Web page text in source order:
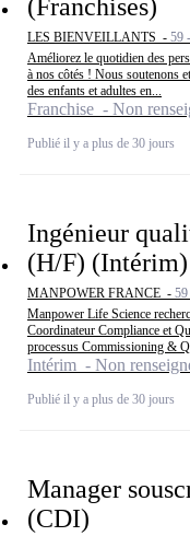
(Franchises)
LES BIENVEILLANTS - 59
Améliorez le quotidien des
à nos côtés ! Nous soutenons
des enfants et adultes en...
Franchise - Non
Publié il y a plus de 30 jours
Ingénieur
(H/F) (Intérim)
MANPOWER FRANCE -
Manpower Life Science
Coordinateur Compliance et
processus Commissioning &
Intérim - Non
Publié il y a plus de 30 jours
Manager
(CDI)